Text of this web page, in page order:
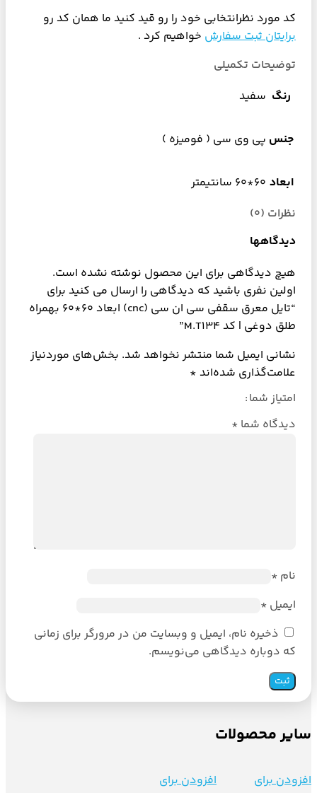
کد مورد نظرانتخابی خود را رو قید کنید ما همان کد رو
برایتان ثبت سفارش خواهیم کرد .
توضیحات تکمیلی
رنگ سفید
جنس پی وی سی ( فومیزه )
ابعاد 60*60 سانتیمتر
نظرات (0)
دیدگاهها
هیچ دیدگاهی برای این محصول نوشته نشده است.
اولین نفری باشید که دیدگاهی را ارسال می کنید برای
“تایل معرق سقفی سی ان سی (cnc) ابعاد 60*60 بهمراه
طلق دوغی | کد M.T134”
نشانی ایمیل شما منتشر نخواهد شد. بخش‌های موردنیاز
علامت‌گذاری شده‌اند *
امتیاز شما
دیدگاه شما *
نام *
ایمیل *
ذخیره نام، ایمیل و وبسایت من در مرورگر برای زمانی
که دوباره دیدگاهی می‌نویسم.
سایر محصولات
افزودن برای
افزودن برای